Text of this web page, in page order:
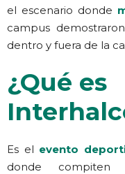
el escenario donde
campus
dentro y fuera de la
¿Qué es
Es el evento
donde compiten